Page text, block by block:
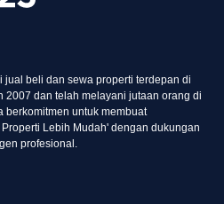
beli dan sewa properti terdepan di
2007 dan telah melayani jutaan orang di
berkomitmen untuk membuat
Lebih Mudah' dengan dukungan
profesional.